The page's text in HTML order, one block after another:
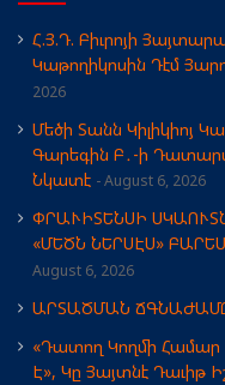
Հ.Յ.Դ. Բիւրոյի
Կաթողիկոսին Դէմ
2026
Մեծի Տանն Կիլիկիոյ
Գարեգին Բ․-ի
Նկատէ
August 6, 2026
ՓՐԱՒԻՏԵՆՍԻ
«ՄԵԾՆ ՆԵՐՍԷՍ»
August 6, 2026
ԱՐՏԱԾՄԱՆ
«Դատող Կողմի
Է», Կը Յայտնէ Դաւիթ